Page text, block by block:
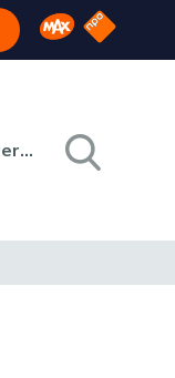
Omroep MAX
NPO
Registreren